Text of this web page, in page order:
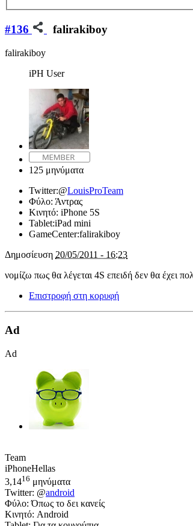
#136 falirakiboy
falirakiboy
iPH User
125 μηνύματα
Twitter:@LouisProTeam
Φύλο: Άντρας
Κινητό: iPhone 5S
Tablet:iPad mini
GameCenter:falirakiboy
Δημοσίευση 20/05/2011 - 16:23
νομίζω πως θα λέγεται 4S επειδή δεν θα έχει
Επιστροφή στη κορυφή
Ad
Ad
Team
iPhoneHellas
3,1416 μηνύματα
Twitter: @android
Φύλο: Όπως το δει κανείς
Κινητό: Android